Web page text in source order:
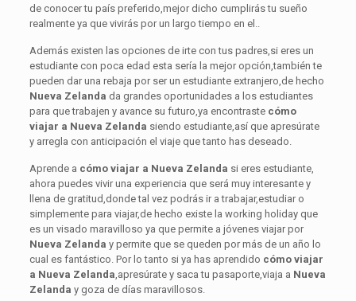
de conocer tu país preferido,mejor dicho cumplirás tu sueño
realmente ya que vivirás por un largo tiempo en el..
Además existen las opciones de irte con tus padres,si eres un
estudiante con poca edad esta sería la mejor opción,también te
pueden dar una rebaja por ser un estudiante extranjero,de hecho
Nueva Zelanda da grandes oportunidades a los estudiantes
para que trabajen y avance su futuro,ya encontraste cómo
viajar a Nueva Zelanda siendo estudiante,así que apresúrate
y arregla con anticipación el viaje que tanto has deseado.
Aprende a cómoviajar a Nueva Zelanda si eres estudiante,
ahora puedes vivir una experiencia que será muy interesante y
llena de gratitud,donde tal vez podrás ir a trabajar,estudiar o
simplemente para viajar,de hecho existe la working holiday que
es un visado maravilloso ya que permite a jóvenes viajar por
Nueva Zelanda y permite que se queden por más de un año lo
cual es fantástico. Por lo tanto si ya has aprendido cómoviajar
a Nueva Zelanda ,apresúrate y saca tu pasaporte,viaja a Nueva
Zelanda y goza de días maravillosos.